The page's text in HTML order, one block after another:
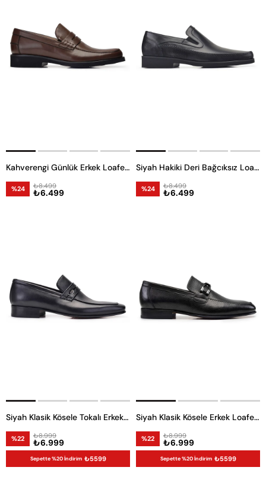
Kahverengi Günlük Erkek Loafer Ayakkabı
%24 ₺6.499
₺8.499
Siyah Hakiki Deri Bağcıksız Loafer Erkek Günlük Ayakkabı
%24 ₺6.499
₺8.499
Siyah Klasik Kösele Tokalı Erkek Loafer Ayakkabı
%22 ₺6.999
₺8.999
Sepette %20 İndirim ₺5599
Siyah Klasik Kösele Erkek Loafer Ayakkabı
%22 ₺6.999
₺8.999
Sepette %20 İndirim ₺5599